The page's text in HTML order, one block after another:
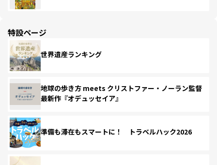
特設ページ
世界遺産ランキング
地球の歩き方 meets クリストファー・ノーラン監督
最新作『オデュッセイア』
準備も滞在もスマートに！ トラベルハック2026